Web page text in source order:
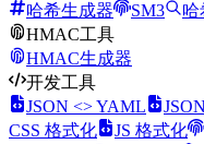
哈希生成器
SM3
哈
HMAC工具
HMAC生成器
开发工具
JSON <> YAML
CSS 格式化
JS 格式化